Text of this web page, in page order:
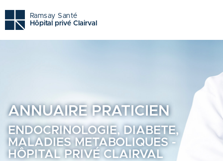
Ramsay Santé
Hôpital privé Clairval
ANNUAIRE PRATICIEN
ENDOCRINOLOGIE, DIABETE,
MALADIES METABOLIQUES -
HÔPITAL PRIVÉ CLAIRVAL